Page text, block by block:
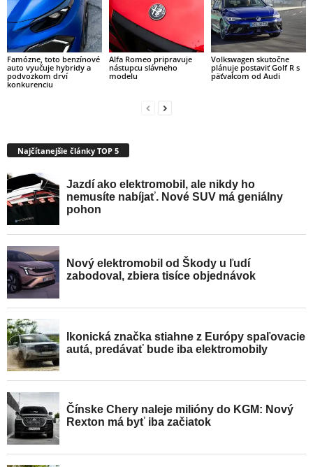
Famózne, toto benzínové
auto vyučuje hybridy a
podvozkom drví
konkurenciu
Alfa Romeo pripravuje
nástupcu slávneho
modelu
Volkswagen skutočne
plánuje postaviť Golf R s
päťvalcom od Audi
Najčítanejšie články TOP 5